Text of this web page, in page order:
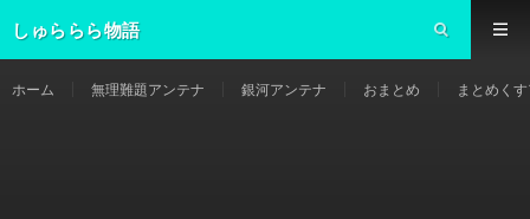
しゅららら物語
ホーム 無理難題アンテナ 銀河アンテナ おまとめ まとめく